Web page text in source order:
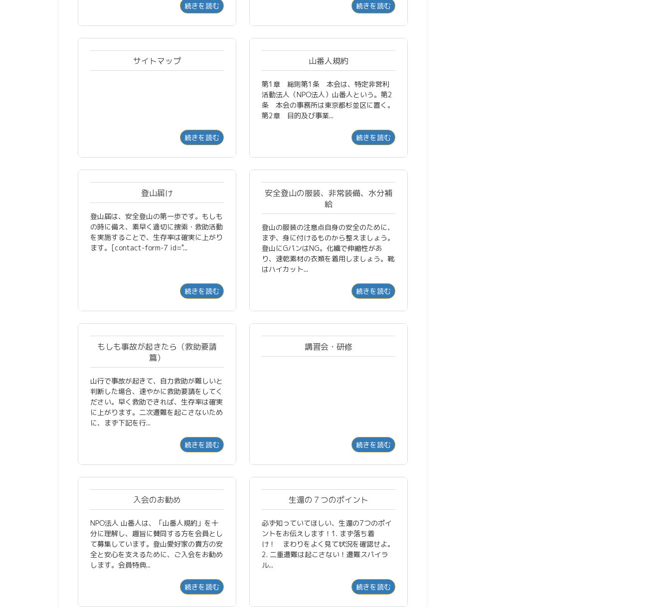
続きを読む 続きを読む
サイトマップ
続きを読む
山番人規約
第1章 総則第1条 本会は、特定非営利
活動法人（NPO法人）山番人という。第2
条 本会の事務所は東京都杉並区に置く。
第2章 目的及び事業...
続きを読む
登山届け
登山届は、安全登山の第一歩です。もしも
の時に備え、素早く適切に捜索・救助活動
を実施することで、生存率は確実に上がり
ます。[contact-form-7 id="...
続きを読む
安全登山の服装、非常装備、水分補
給
登山の服装の注意点自身の安全のために、
まず、身に付けるものから整えましょう。
登山にGパンはNG。化繊で伸縮性があ
り、速乾素材の衣類を着用しましょう。靴
はハイカット...
続きを読む
もしも事故が起きたら（救助要請
篇）
山行で事故が起きて、自力救助が難しいと
判断した場合、速やかに救助要請をしてく
ださい。早く救助できれば、生存率は確実
に上がります。二次遭難を起こさないため
に、まず下記を行...
続きを読む
講習会・研修
続きを読む
入会のお勧め
NPO法人 山番人は、「山番人規約」を十
分に理解し、趣旨に賛同する方を会員とし
て募集しています。登山愛好家の貴方の安
全と安心を支えるために、ご入会をお勧め
します。会員特典...
続きを読む
生還の７つのポイント
必ず知っていてほしい、生還の7つのポイ
ントをお伝えします！1. まず落ち着
け！ まわりをよく見て状況を確認せよ。
2. 二重遭難は起こさない！遭難スパイラ
ル...
続きを読む